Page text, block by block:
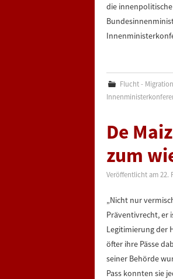
die
Flucht -
De
zum
Veröffentlicht am 22.
„Nicht nur
Präventivrecht, er
Legitimierung der
öfter ihre Pässe
seiner Behörde
Pass konnten sie